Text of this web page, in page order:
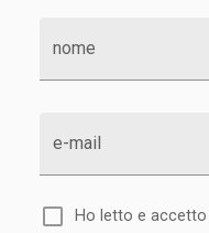
nome
e-mail
Ho letto e accetto